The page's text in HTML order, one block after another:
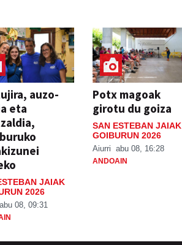
auzo-
eta
JAIAK
2026
abu 08, 09:31
Potx magoak
girotu du goiza
SAN ESTEBAN JAIAK
GOIBURUN 2026
Aiurri abu 08, 16:28
ANDOAIN